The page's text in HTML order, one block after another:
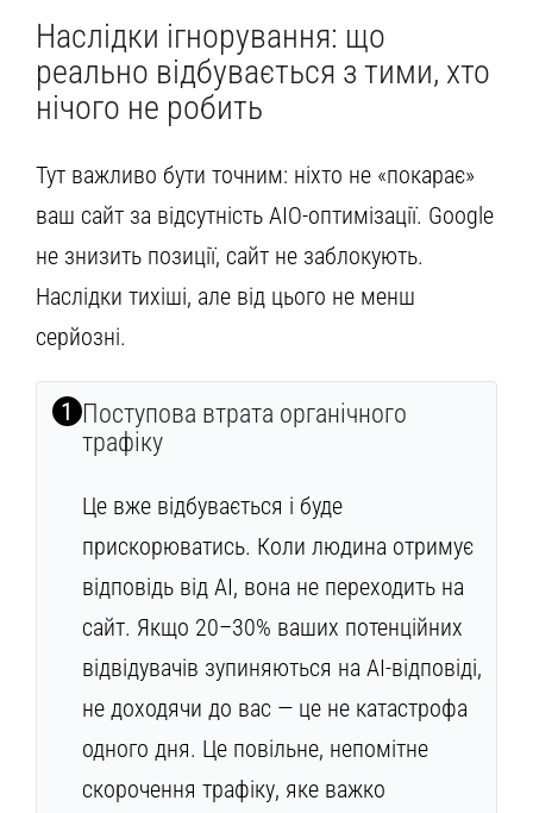
Наслідки ігнорування: що
реально відбувається з тими, хто
нічого не робить
Тут важливо бути точним: ніхто не «покарає»
ваш сайт за відсутність AIO-оптимізації. Google
не знизить позиції, сайт не заблокують.
Наслідки тихіші, але від цього не менш
серйозні.
1 Поступова втрата органічного
трафіку
Це вже відбувається і буде
прискорюватись. Коли людина отримує
відповідь від AI, вона не переходить на
сайт. Якщо 20–30% ваших потенційних
відвідувачів зупиняються на AI-відповіді,
не доходячи до вас — це не катастрофа
одного дня. Це повільне, непомітне
скорочення трафіку, яке важко